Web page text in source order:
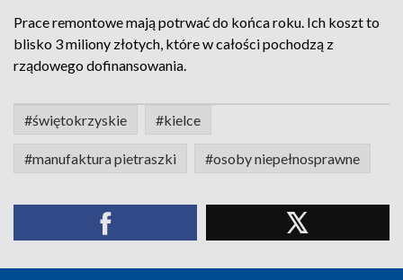
Prace remontowe mają potrwać do końca roku. Ich koszt to
blisko 3 miliony złotych, które w całości pochodzą z
rządowego dofinansowania.
#świętokrzyskie #kielce
#manufaktura pietraszki #osoby niepełnosprawne